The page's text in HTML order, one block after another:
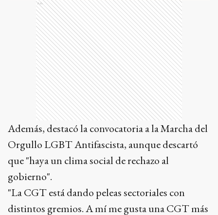
Además, destacó la convocatoria a la Marcha del
Orgullo LGBT Antifascista, aunque descartó
que "haya un clima social de rechazo al
gobierno".
"La CGT está dando peleas sectoriales con
distintos gremios. A mí me gusta una CGT más
combativa, pero soy respetuoso de las
decisiones de cada uno", sostuvo en
declaraciones a radio Splendid AM 990.
Asimismo, agregó: "Unión por la Patria está